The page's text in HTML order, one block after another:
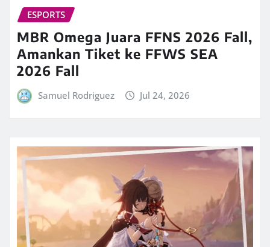
ESPORTS
MBR Omega Juara FFNS 2026 Fall,
Amankan Tiket ke FFWS SEA
2026 Fall
Samuel Rodriguez Jul 24, 2026